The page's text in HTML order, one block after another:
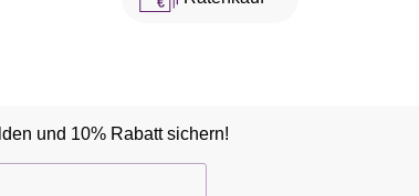
und 10% Rabatt sichern!